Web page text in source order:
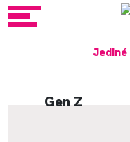
Jediné
Gen Z